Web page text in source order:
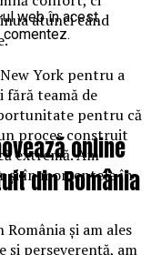
atunci când
York pentru a
fără teamă de
pentru că
proces construit
extremă. Am
și în momentele în
România și am ales
și perseverență, am
web în acest
online
din România